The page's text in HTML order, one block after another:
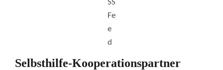
Selbsthilfe-Kooperationspartner